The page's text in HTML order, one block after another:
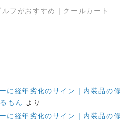
フがおすすめ｜クールカート
に経年劣化のサイン｜内装品の修
もん より
に経年劣化のサイン｜内装品の修